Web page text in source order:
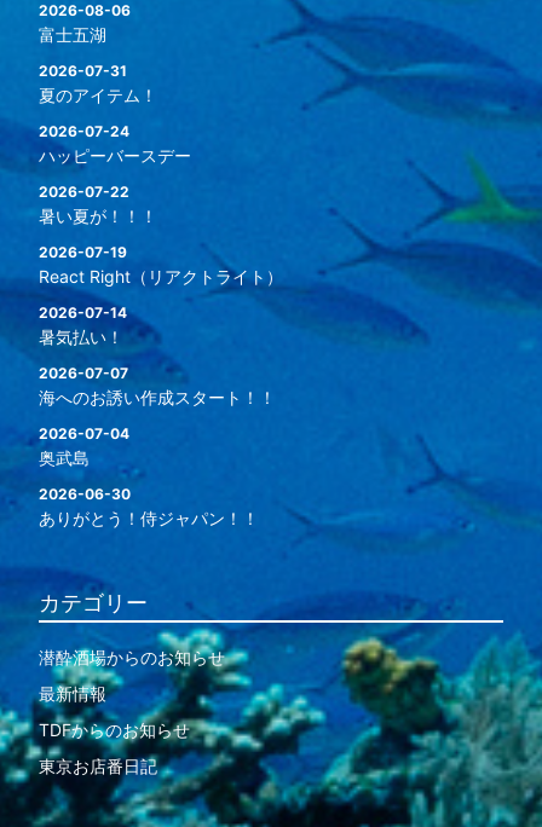
2026-08-06
富士五湖
2026-07-31
夏のアイテム！
2026-07-24
ハッピーバースデー
2026-07-22
暑い夏が！！！
2026-07-19
React Right（リアクトライト）
2026-07-14
暑気払い！
2026-07-07
海へのお誘い作成スタート！！
2026-07-04
奥武島
2026-06-30
ありがとう！侍ジャパン！！
カテゴリー
潜酔酒場からのお知らせ
最新情報
TDFからのお知らせ
東京お店番日記